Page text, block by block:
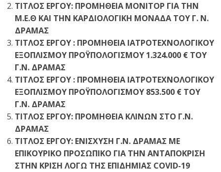
ΤΙΤΛΟΣ ΕΡΓΟΥ: ΠΡΟΜΗΘΕΙΑ ΜΟΝΙΤΟΡ ΓΙΑ ΤΗΝ
Μ.Ε.Θ ΚΑΙ ΤΗΝ ΚΑΡΔΙΟΛΟΓΙΚΗ ΜΟΝΑΔΑ ΤΟΥ Γ. Ν.
ΔΡΑΜΑΣ
ΤΙΤΛΟΣ ΕΡΓΟΥ : ΠΡΟΜΗΘΕΙΑ ΙΑΤΡΟΤΕΧΝΟΛΟΓΙΚΟΥ
ΕΞΟΠΛΙΣΜΟΥ ΠΡΟΫΠΟΛΟΓΙΣΜΟΥ 1.324.000 € ΤΟΥ
Γ.Ν. ΔΡΑΜΑΣ
ΤΙΤΛΟΣ ΕΡΓΟΥ : ΠΡΟΜΗΘΕΙΑ ΙΑΤΡΟΤΕΧΝΟΛΟΓΙΚΟΥ
ΕΞΟΠΛΙΣΜΟΥ ΠΡΟΫΠΟΛΟΓΙΣΜΟΥ 853.500 € ΤΟΥ
Γ.Ν. ΔΡΑΜΑΣ
ΤΙΤΛΟΣ ΕΡΓΟΥ: ΠΡΟΜΗΘΕΙΑ ΚΛΙΝΩΝ ΣΤΟ Γ.Ν.
ΔΡΑΜΑΣ
ΤΙΤΛΟΣ ΕΡΓΟΥ: ΕΝΙΣΧΥΣΗ Γ.Ν. ΔΡΑΜΑΣ ΜΕ
ΕΠΙΚΟΥΡΙΚΟ ΠΡΟΣΩΠΙΚΟ ΓΙΑ ΤΗΝ ΑΝΤΑΠΟΚΡΙΣΗ
ΣΤΗΝ ΚΡΙΣΗ ΛΟΓΩ ΤΗΣ ΕΠΙΔΗΜΙΑΣ COVID-19